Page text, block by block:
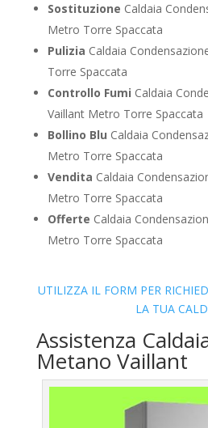
Sostituzione Caldaia
Metro Torre Spaccata
Pulizia Caldaia
Torre Spaccata
Controllo Fumi Caldaia
Vaillant Metro Torre Spaccata
Bollino Blu Caldaia
Metro Torre Spaccata
Vendita Caldaia
Metro Torre Spaccata
Offerte Caldaia
Metro Torre Spaccata
UTILIZZA IL FORM PER
LA TUA
Assistenza
Metano Vaillant